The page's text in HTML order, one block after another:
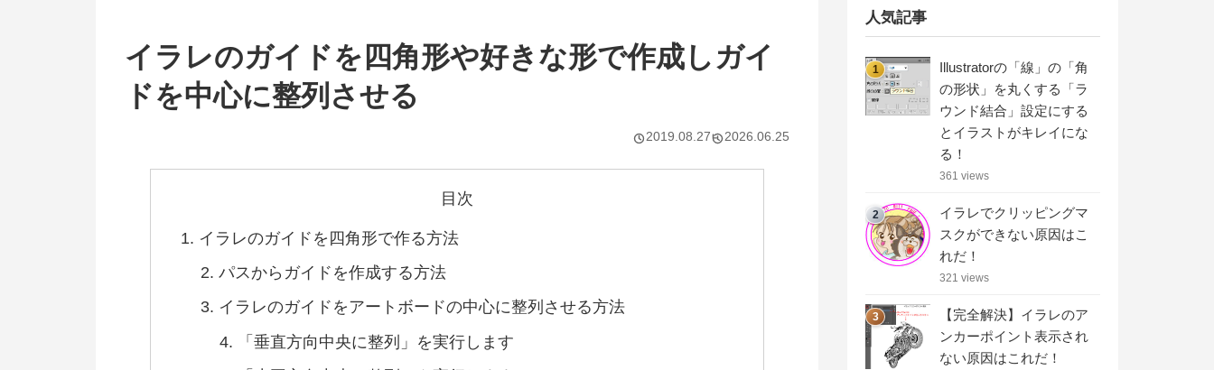
イラレのガイドを四角形や好きな形で作成しガイ
ドを中心に整列させる
2019.08.27 2026.06.25
目次
イラレのガイドを四角形で作る方法
パスからガイドを作成する方法
イラレのガイドをアートボードの中心に整列させる方法
「垂直方向中央に整列」を実行します
人気記事
1
Illustratorの「線」の「角
の形状」を丸くする「ラ
ウンド結合」設定にする
とイラストがキレイにな
る！
361 views
2
イラレでクリッピングマ
スクができない原因はこ
れだ！
321 views
3
【完全解決】イラレのア
ンカーポイント表示され
ない原因はこれだ！